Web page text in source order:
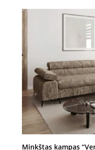
Minkštas kampas